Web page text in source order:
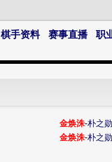
棋手资料 赛事直播 职
金焕洙-朴之勋
金焕洙-朴之勋